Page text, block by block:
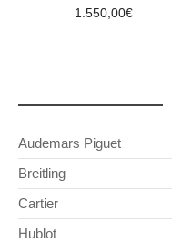
1.550,00€
Audemars Piguet
Breitling
Cartier
Hublot